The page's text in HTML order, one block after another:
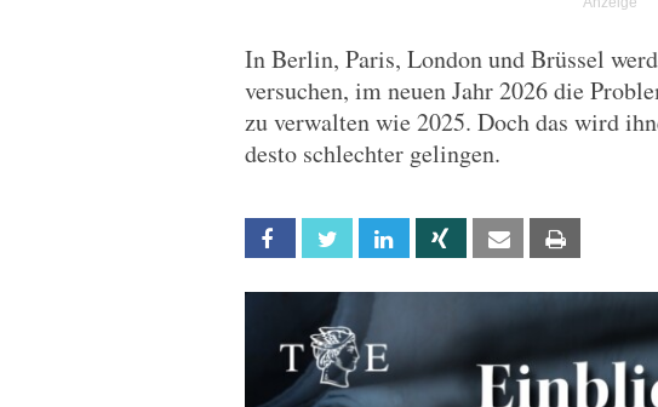
In Berlin, Paris, London und Brüssel
versuchen, im neuen Jahr 2026 die
zu verwalten wie 2025. Doch das wird
desto schlechter gelingen.
Facebook Twitter Linkedin Xing Email